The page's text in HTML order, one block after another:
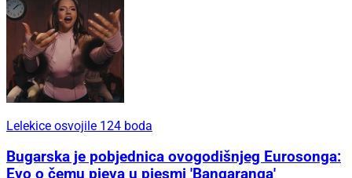
Lelekice osvojile 124 boda
Bugarska je pobjednica ovogodišnjeg Eurosonga:
Evo o čemu pjeva u pjesmi 'Bangaranga'